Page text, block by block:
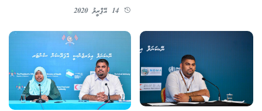
14 އޭޕްރީލު 2020